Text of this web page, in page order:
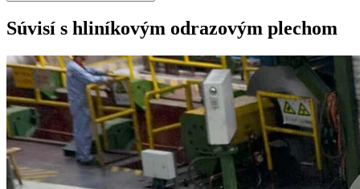
Súvisí s hliníkovým odrazovým plechom